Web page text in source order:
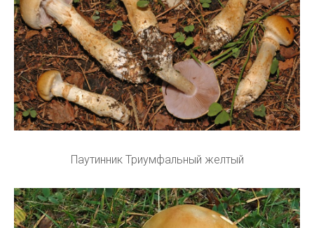
Паутинник Триумфальный желтый